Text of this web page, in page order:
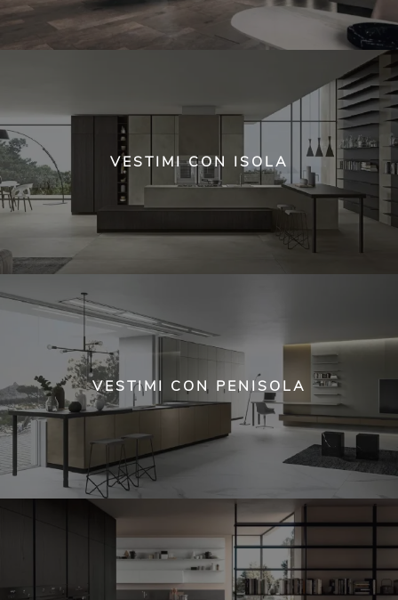
VESTIMI CON ISOLA
VESTIMI CON PENISOLA